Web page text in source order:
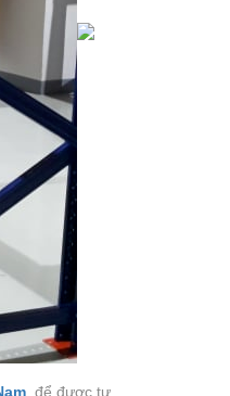
, để được tư